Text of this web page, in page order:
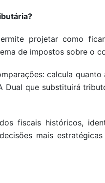
projetar como
de impostos sobre o
calcula
que substituirá
fiscais históricos,
mais